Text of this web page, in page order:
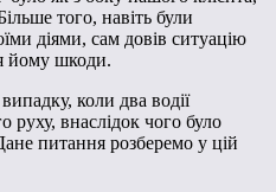
того, навіть були
діями, сам довів ситуацію
йому шкоди.
коли два водії
внаслідок чого було
питання розберемо у цій